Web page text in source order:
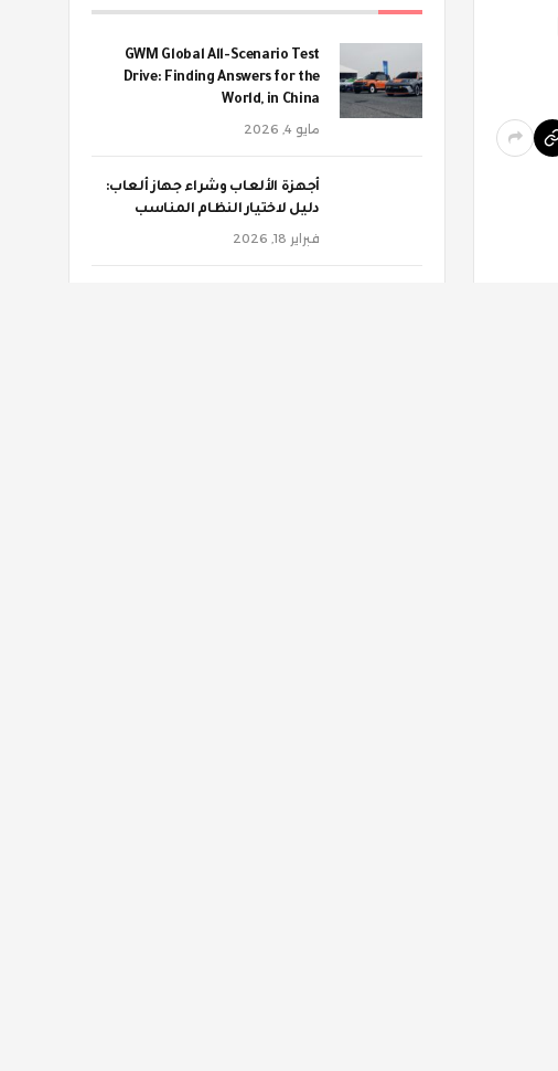
GWM Global All-Scenario Test
Drive: Finding Answers for the
World, in China
مايو 4, 2026
أجهزة الألعاب وشراء جهاز ألعاب:
دليل لاختيار النظام المناسب
فبراير 18, 2026